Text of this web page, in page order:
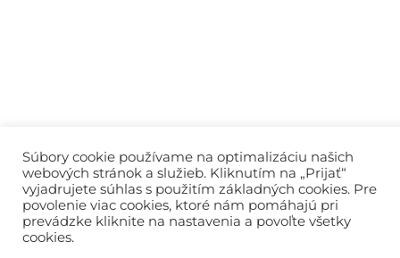
Súbory cookie používame na optimalizáciu našich
webových stránok a služieb. Kliknutím na „Prijať“
vyjadrujete súhlas s použitím základných cookies. Pre
povolenie viac cookies, ktoré nám pomáhajú pri
prevádzke kliknite na nastavenia a povoľte všetky
cookies.